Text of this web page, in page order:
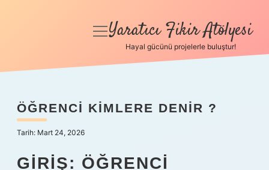
Anasayfa
Yasal Uyarı
Hakkımızda
menüyü
Yaratıcı Fikir Atölyesi
Hayal gücünü projelerle buluştur!
ÖĞRENCI KIMLERE DENIR ?
Tarih: Mart 24, 2026
GIRIŞ: ÖĞRENCI